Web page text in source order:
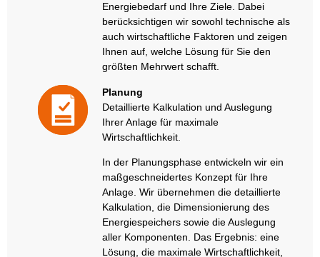
Energiebedarf und Ihre Ziele. Dabei
berücksichtigen wir sowohl technische als
auch wirtschaftliche Faktoren und zeigen
Ihnen auf, welche Lösung für Sie den
größten Mehrwert schafft.
Planung
Detaillierte Kalkulation und Auslegung
Ihrer Anlage für maximale
Wirtschaftlichkeit.
In der Planungsphase entwickeln wir ein
maßgeschneidertes Konzept für Ihre
Anlage. Wir übernehmen die detaillierte
Kalkulation, die Dimensionierung des
Energiespeichers sowie die Auslegung
aller Komponenten. Das Ergebnis: eine
Lösung, die maximale Wirtschaftlichkeit,